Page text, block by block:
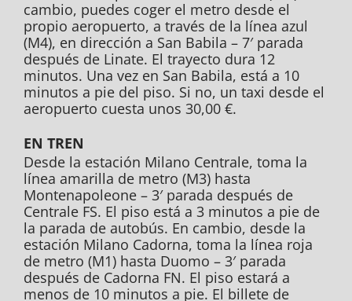
cambio, puedes coger el metro desde el
propio aeropuerto, a través de la línea azul
(M4), en dirección a San Babila – 7′ parada
después de Linate. El trayecto dura 12
minutos. Una vez en San Babila, está a 10
minutos a pie del piso. Si no, un taxi desde el
aeropuerto cuesta unos 30,00 €.
EN TREN
Desde la estación Milano Centrale, toma la
línea amarilla de metro (M3) hasta
Montenapoleone – 3′ parada después de
Centrale FS. El piso está a 3 minutos a pie de
la parada de autobús. En cambio, desde la
estación Milano Cadorna, toma la línea roja
de metro (M1) hasta Duomo – 3′ parada
después de Cadorna FN. El piso estará a
menos de 10 minutos a pie. El billete de